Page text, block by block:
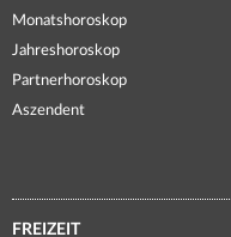
Monatshoroskop
Jahreshoroskop
Partnerhoroskop
Aszendent
FREIZEIT